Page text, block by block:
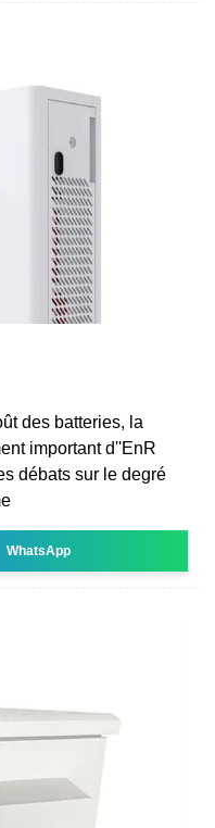
des batteries, la
important d''EnR
débats sur le degré
WhatsApp